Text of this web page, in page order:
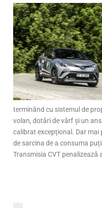
terminând cu sistemul de
volan, dotări de vârf și un
calibrat excepțional. Dar mai
de sarcina de a consuma
Transmisia CVT penalizează